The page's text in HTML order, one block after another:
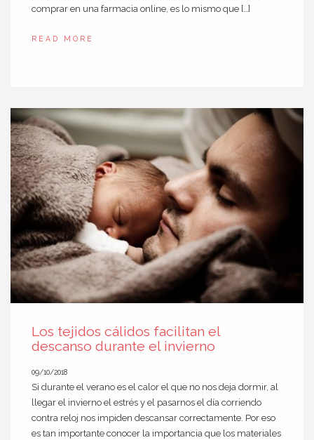
comprar en una farmacia online, es lo mismo que […]
READ MORE
Los tejidos cálidos facilitan el
descanso durante el invierno
09/10/2018
Si durante el verano es el calor el que no nos deja dormir, al
llegar el invierno el estrés y el pasarnos el día corriendo
contra reloj nos impiden descansar correctamente. Por eso
es tan importante conocer la importancia que los materiales